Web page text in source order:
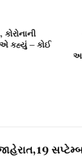
કહ્યું – કોઈ